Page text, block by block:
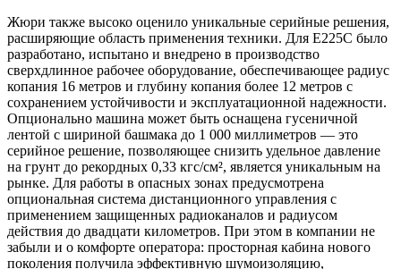
Жюри также высоко оценило уникальные серийные решения,
расширяющие область применения техники. Для E225C было
разработано, испытано и внедрено в производство
сверхдлинное рабочее оборудование, обеспечивающее радиус
копания 16 метров и глубину копания более 12 метров с
сохранением устойчивости и эксплуатационной надежности.
Опционально машина может быть оснащена гусеничной
лентой с шириной башмака до 1 000 миллиметров — это
серийное решение, позволяющее снизить удельное давление
на грунт до рекордных 0,33 кгс/см², является уникальным на
рынке. Для работы в опасных зонах предусмотрена
опциональная система дистанционного управления с
применением защищенных радиоканалов и радиусом
действия до двадцати километров. При этом в компании не
забыли и о комфорте оператора: просторная кабина нового
поколения получила эффективную шумоизоляцию,